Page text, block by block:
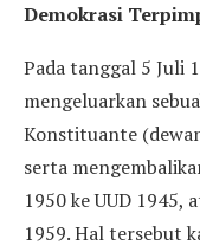
Demokrasi
Pada tanggal 5 Juli
mengeluarkan
Konstituante
serta
1950 ke UUD 1945,
1959. Hal tersebut